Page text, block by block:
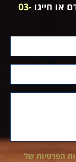
או חייגו 03-
הפרטיות של